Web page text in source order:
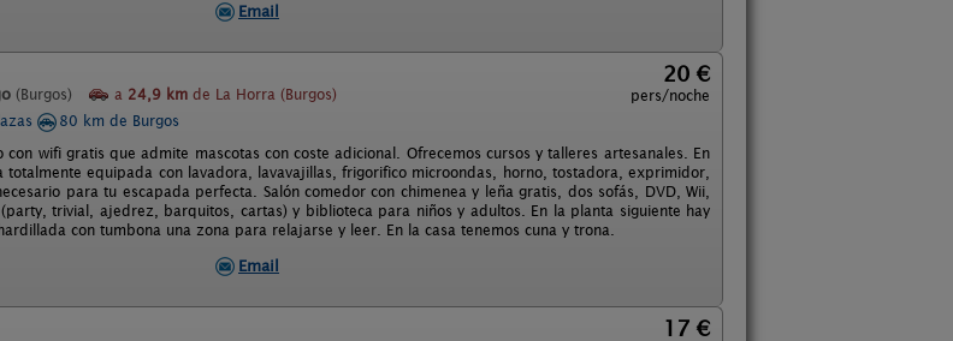
Email
(Burgos) a 24,9 km de La Horra (Burgos)
20 €
pers/noche
80 km de Burgos
wifi gratis que admite mascotas con coste adicional. Ofrecemos cursos y talleres artesanales. En
totalmente equipada con lavadora, lavavajillas, frigorifico microondas, horno, tostadora, exprimidor,
para tu escapada perfecta. Salón comedor con chimenea y leña gratis, dos sofás, DVD, Wii,
trivial, ajedrez, barquitos, cartas) y biblioteca para niños y adultos. En la planta siguiente hay
con tumbona una zona para relajarse y leer. En la casa tenemos cuna y trona.
Email
17 €